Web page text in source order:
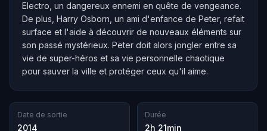
Electro, un dangereux ennemi en quête de vengeance.
De plus, Harry Osborn, un ami d'enfance de Peter, refait
surface et l'aide à découvrir de nouveaux éléments sur
son passé mystérieux. Peter doit alors jongler entre sa
vie de super-héros et sa vie personnelle chaotique
pour sauver la ville et protéger ceux qu'il aime.
Date de sortie
2014
Durée
2h 21min